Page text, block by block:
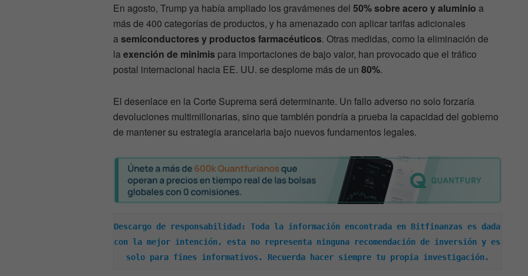
En agosto, Trump ya había ampliado los gravámenes del 50% sobre acero y aluminio a
más de 400 categorías de productos, y ha amenazado con aplicar tarifas adicionales
asemiconductores y productos farmacéuticos. Otras medidas, como la eliminación de
laexención de minimis para importaciones de bajo valor, han provocado que el tráfico
postal internacional hacia EE. UU. se desplome más de un 80%.
El desenlace en la Corte Suprema será determinante. Un fallo adverso no solo forzaría
devoluciones multimillonarias, sino que también pondría a prueba la capacidad del gobierno
de mantener su estrategia arancelaria bajo nuevos fundamentos legales.
Descargo de responsabilidad: Toda la información encontrada en Bitfinanzas es dada
con la mejor intención, esta no representa ninguna recomendación de inversión y es
solo para fines informativos. Recuerda hacer siempre tu propia investigación.